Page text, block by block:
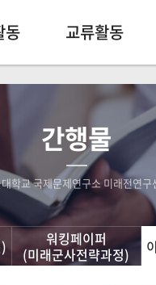
동 교류활동
간행물
학교 국제문제연구소 미래전연구
워킹페이퍼
(미래군사전략과정)